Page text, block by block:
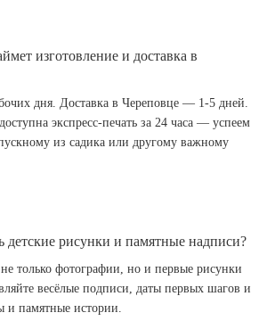
изготовление и доставка в
дня. Доставка в Череповце — 1-5 дней.
экспресс-печать за 24 часа — успеем
из садика или другому важному
рисунки и памятные надписи?
только фотографии, но и первые рисунки
весёлые подписи, даты первых шагов и
и памятные истории.